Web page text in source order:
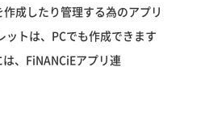
成したり管理する為のアプリ
トは、PCでも作成できます
、FiNANCiEアプリ連